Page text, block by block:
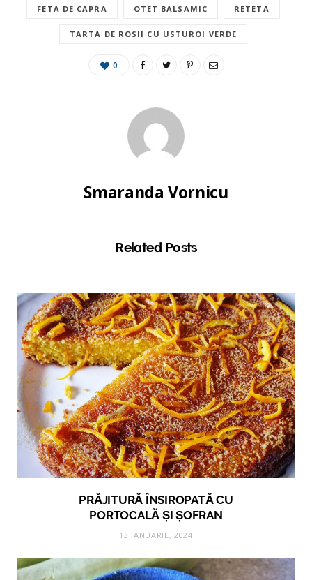
FETA DE CAPRA OTET BALSAMIC RETETA
TARTA DE ROSII CU USTUROI VERDE
0
Smaranda Vornicu
Related Posts
PRĂJITURĂ ÎNSIROPATĂ CU
PORTOCALĂ ȘI ȘOFRAN
13 IANUARIE, 2024